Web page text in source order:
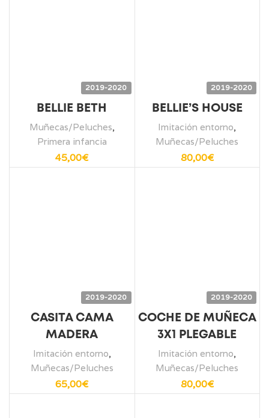
2019-2020
BELLIE BETH
Muñecas/Peluches,
Primera infancia
45,00€
2019-2020
BELLIE’S HOUSE
Imitación entorno,
Muñecas/Peluches
80,00€
2019-2020
CASITA CAMA
MADERA
Imitación entorno,
Muñecas/Peluches
65,00€
2019-2020
COCHE DE MUÑECA
3X1 PLEGABLE
Imitación entorno,
Muñecas/Peluches
80,00€